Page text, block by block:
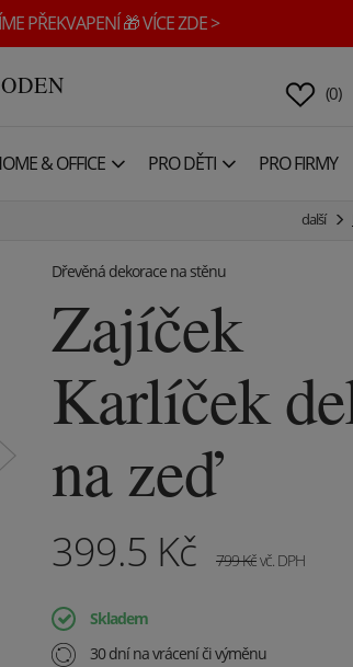
PŘEKVAPENÍ 🎁 VÍCE ZDE >
(0)
& OFFICE PRO DĚTI PRO FIRMY
další
Dřevěná dekorace na stěnu
Zajíček
Karlíček
na zeď
399.5 Kč 799Kčvč. DPH
Skladem
30 dní na vrácení či výměnu